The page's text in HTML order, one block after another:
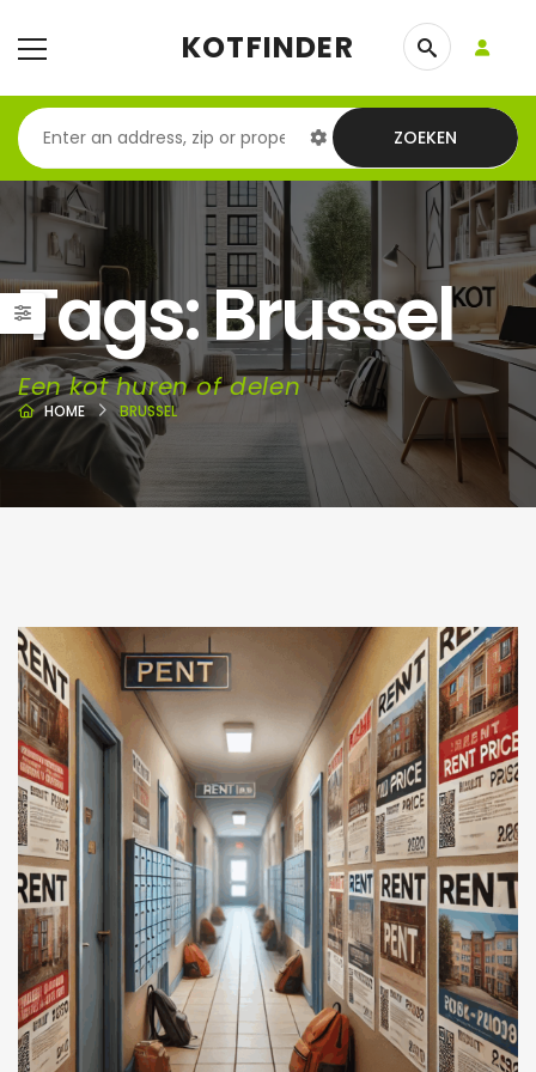
KOTFINDER
ZOEKEN
Tags: Brussel
Een kot huren of delen
HOME BRUSSEL